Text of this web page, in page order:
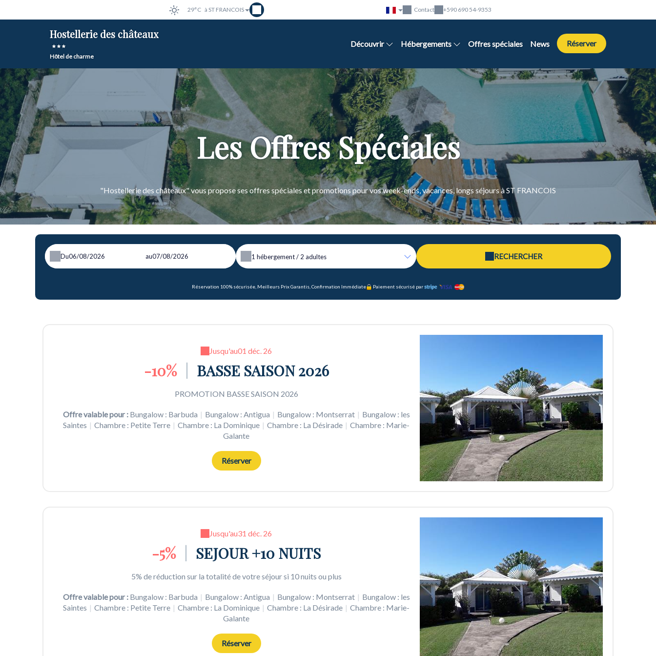
29°C à ST FRANCOIS Contact +590 690 54-9353
Hostellerie des châteaux
Hôtel de charme
Découvrir Hébergements Offres spéciales News Réserver
Les Offres Spéciales
"Hostellerie des châteaux" vous propose ses offres spéciales et promotions pour vos week-ends, vacances, longs séjours à ST FRANCOIS
Du au 1 hébergement / 2 adultes RECHERCHER
Réservation 100% sécurisée, Meilleurs Prix Garantis, Confirmation Immédiate Paiement sécurisé par
Jusqu'au01 déc. 26
-10% BASSE SAISON 2026
PROMOTION BASSE SAISON 2026
Offre valable pour : Bungalow : Barbuda | Bungalow : Antigua | Bungalow : Montserrat | Bungalow : les
Saintes | Chambre : Petite Terre | Chambre : La Dominique | Chambre : La Désirade | Chambre : Marie-
Galante
Réserver
Jusqu'au31 déc. 26
-5% SEJOUR +10 NUITS
5% de réduction sur la totalité de votre séjour si 10 nuits ou plus
Offre valable pour : Bungalow : Barbuda | Bungalow : Antigua | Bungalow : Montserrat | Bungalow : les
Saintes | Chambre : Petite Terre | Chambre : La Dominique | Chambre : La Désirade | Chambre : Marie-
Galante
Réserver